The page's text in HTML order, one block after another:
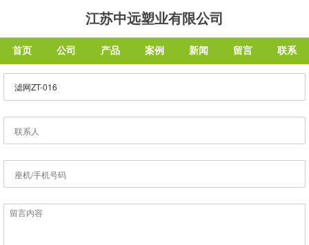
江苏中远塑业有限公司
首页 公司 产品 案例 新闻 留言 联系